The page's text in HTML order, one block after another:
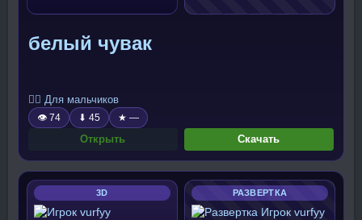
белый чувак
🧍‍♂️ Для мальчиков
👁 74 ⬇ 45 ★ —
Открыть Скачать
3D РАЗВЕРТКА